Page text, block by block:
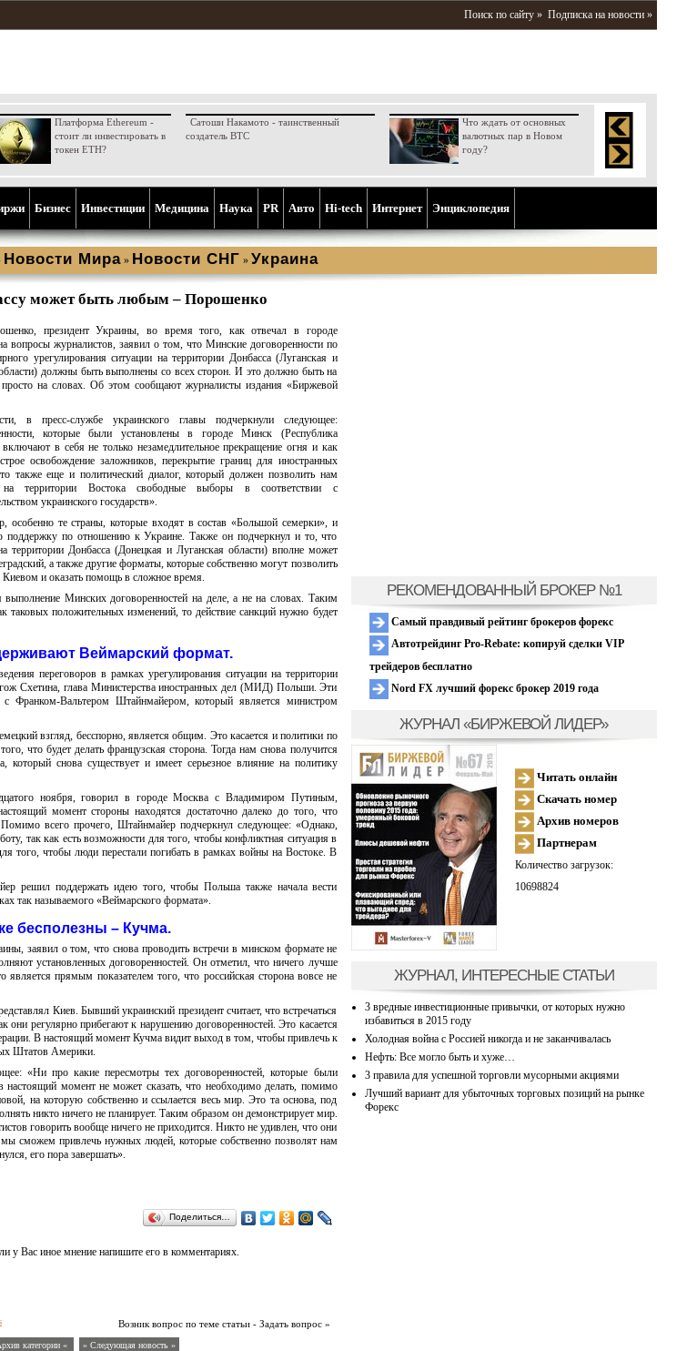
Поиск по сайту » Подписка на новости »
Платформа Ethereum -
стоит ли инвестировать в
токен ETH?
Сатоши Накамото - таинственный
создатель BTC
Что ждать от основных
валютных пар в Новом
году?
Бизнес Инвестиции Медицина Наука PR Aвто Hi-tech Интернет Энциклопедия
Новости Мира » Новости СНГ » Украина
может быть любым – Порошенко
президент Украины, во время того, как отвечал в городе
вопросы журналистов, заявил о том, что Минские договоренности по
урегулирования ситуации на территории Донбасса (Луганская и
должны быть выполнены со всех сторон. И это должно быть на
просто на словах. Об этом сообщают журналисты издания «Биржевой
в пресс-службе украинского главы подчеркнули следующее:
которые были установлены в городе Минск (Республика
включают в себя не только незамедлительное прекращение огня и как
освобождение заложников, перекрытие границ для иностранных
также еще и политический диалог, который должен позволить нам
на территории Востока свободные выборы в соответствии с
украинского государств».
особенно те страны, которые входят в состав «Большой семерки», и
поддержку по отношению к Украине. Также он подчеркнул и то, что
Донбасса (Донецкая и Луганская области) вполне может
а также другие форматы, которые собственно могут позволить
Киевом и оказать помощь в сложное время.
Минских договоренностей на деле, а не на словах. Таким
таковых положительных изменений, то действие санкций нужно будет
Веймарский формат.
переговоров в рамках урегулирования ситуации на территории
Схетина, глава Министерства иностранных дел (МИД) Польши. Эти
Франком-Вальтером Штайнмайером, который является министром
взгляд, бесспорно, является общим. Это касается и политики по
что будет делать французская сторона. Тогда нам снова получится
снова существует и имеет серьезное влияние на политику
ноября, говорил в городе Москва с Владимиром Путиным,
момент стороны находятся достаточно далеко до того, что
всего прочего, Штайнмайер подчеркнул следующее: «Однако,
так как есть возможности для того, чтобы конфликтная ситуация в
того, чтобы люди перестали погибать в рамках войны на Востоке. В
решил поддержать идею того, чтобы Польша также начала вести
так называемого «Веймарского формата».
бесполезны – Кучма.
заявил о том, что снова проводить встречи в минском формате не
установленных договоренностей. Он отметил, что ничего лучше
прямым показателем того, что российская сторона вовсе не
Киев. Бывший украинский президент считает, что встречаться
они регулярно прибегают к нарушению договоренностей. Это касается
В настоящий момент Кучма видит выход в том, чтобы привлечь к
Штатов Америки.
«Ни про какие пересмотры тех договоренностей, которые были
момент не может сказать, что необходимо делать, помимо
на которую собственно и ссылается весь мир. Это та основа, под
никто ничего не планирует. Таким образом он демонстрирует мир.
говорить вообще ничего не приходится. Никто не удивлен, что они
сможем привлечь нужных людей, которые собственно позволят нам
его пора завершать».
Поделиться…
у Вас иное мнение напишите его в комментариях.
Возник вопрос по теме статьи - Задать вопрос »
категории « » Следующая новость »
РЕКОМЕНДОВАННЫЙ БРОКЕР №1
Самый правдивый рейтинг брокеров форекс
Автотрейдинг Pro-Rebate: копируй сделки VIP
трейдеров бесплатно
Nord FX лучший форекс брокер 2019 года
ЖУРНАЛ «БИРЖЕВОЙ ЛИДЕР»
Читать онлайн
Скачать номер
Архив номеров
Партнерам
Количество загрузок:
10698824
ЖУРНАЛ, ИНТЕРЕСНЫЕ СТАТЬИ
3 вредные инвестиционные привычки, от которых нужно
избавиться в 2015 году
Холодная война с Россией никогда и не заканчивалась
Нефть: Все могло быть и хуже…
3 правила для успешной торговли мусорными акциями
Лучший вариант для убыточных торговых позиций на рынке
Форекс